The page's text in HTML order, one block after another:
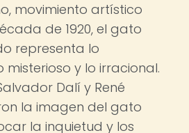
movimiento artístico
de 1920, el gato
representa lo
misterioso y lo irracional.
Dalí y René
la imagen del gato
la inquietud y los